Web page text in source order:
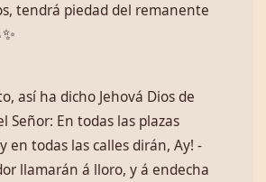
tendrá piedad del remanente
✨
así ha dicho Jehová Dios de
Señor: En todas las plazas
en todas las calles dirán, ­Ay!
llamarán á lloro, y á endecha